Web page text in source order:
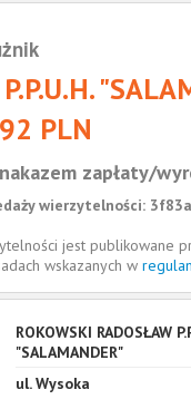
PLN
zapłaty/
wierzytelności:
jest publikowane
wskazanych w
ROKOWSKI RADOSŁAW
"SALAMANDER"
ul. Wysoka